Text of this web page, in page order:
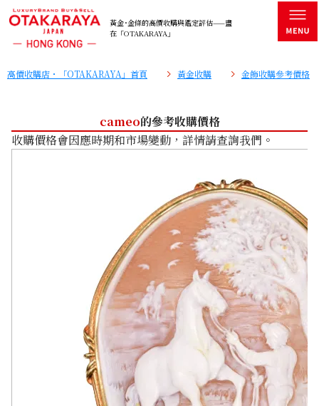
黃金･金條的高價收購與鑑定評估——盡
在「OTAKARAYA」
高價收購店・「OTAKARAYA」首頁 黃金收購 金飾收購參考價格
cameo的參考收購價格
收購價格會因應時期和市場變動，詳情請查詢我們。